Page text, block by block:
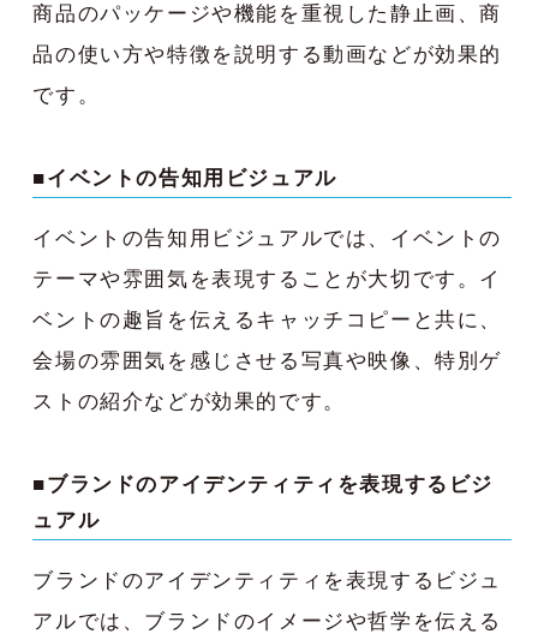
商品のパッケージや機能を重視した静止画、商
品の使い方や特徴を説明する動画などが効果的
です。
■イベントの告知用ビジュアル
イベントの告知用ビジュアルでは、イベントの
テーマや雰囲気を表現することが大切です。イ
ベントの趣旨を伝えるキャッチコピーと共に、
会場の雰囲気を感じさせる写真や映像、特別ゲ
ストの紹介などが効果的です。
■ブランドのアイデンティティを表現するビジ
ュアル
ブランドのアイデンティティを表現するビジュ
アルでは、ブランドのイメージや哲学を伝える